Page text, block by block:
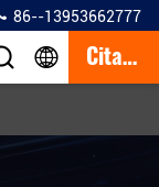
86--13953662777
Citation